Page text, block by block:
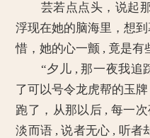
芸若点点头，说起那
浮现在她的脑海里，想
惜，她的心一颤 , 竟是有
“夕儿 , 那一夜我追
了可以号令龙虎帮的玉
跑了，从那以后 , 每一
淡而语 , 说者无心 , 听者